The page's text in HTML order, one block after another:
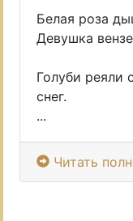
Белая роза
Девушка
Голуби реяли
снег.
...
Читать